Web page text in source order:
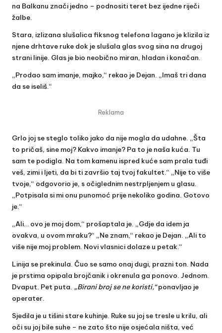
na Balkanu znači jedno – podnositi teret bez ijedne riječi
žalbe.
Stara, izlizana slušalica fiksnog telefona lagano je klizila iz
njene drhtave ruke dok je slušala glas svog sina na drugoj
strani linije. Glas je bio neobično miran, hladan i konačan.
„Prodao sam imanje, majko,“ rekao je Dejan. „Imaš tri dana
da se iseliš.“
Reklama
Grlo joj se steglo toliko jako da nije mogla da udahne. „Šta
to pričaš, sine moj? Kakvo imanje? Pa to je naša kuća. Tu
sam te podigla. Na tom kamenu ispred kuće sam prala tuđi
veš, zimi i ljeti, da bi ti završio taj tvoj fakultet.“ „Nije to više
tvoje,“ odgovorio je, s očiglednim nestrpljenjem u glasu.
„Potpisala si mi onu punomoć prije nekoliko godina. Gotovo
je.“
„Ali… ovo je moj dom,“ prošaptala je. „Gdje da idem ja
ovakva, u ovom mraku?“ „Ne znam,“ rekao je Dejan. „Ali to
više nije moj problem. Novi vlasnici dolaze u petak.“
Linija se prekinula. Čuo se samo onaj dugi, prazni ton. Nada
je prstima opipala brojčanik i okrenula ga ponovo. Jednom.
Dvaput. Pet puta. „Birani broj se ne koristi,“ponavljao je
operater.
Sjedila je u tišini stare kuhinje. Ruke su joj se tresle u krilu, ali
oči su joj bile suhe – ne zato što nije osjećala ništa, već